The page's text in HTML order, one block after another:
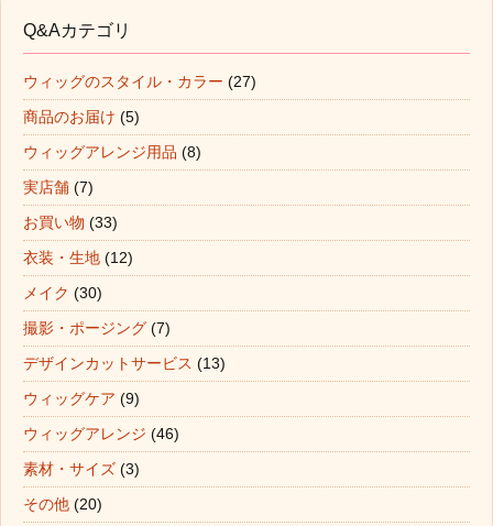
Q&Aカテゴリ
ウィッグのスタイル・カラー (27)
商品のお届け (5)
ウィッグアレンジ用品 (8)
実店舗 (7)
お買い物 (33)
衣装・生地 (12)
メイク (30)
撮影・ポージング (7)
デザインカットサービス (13)
ウィッグケア (9)
ウィッグアレンジ (46)
素材・サイズ (3)
その他 (20)